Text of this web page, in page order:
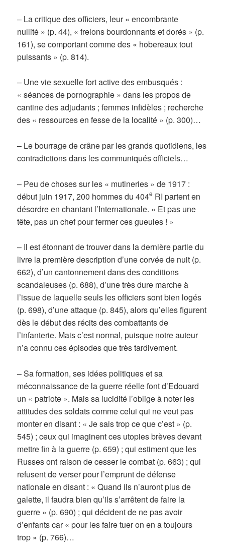
– La critique des officiers, leur « encombrante
nullité » (p. 44), « frelons bourdonnants et dorés » (p.
161), se comportant comme des « hobereaux tout
puissants » (p. 814).
– Une vie sexuelle fort active des embusqués :
« séances de pornographie » dans les propos de
cantine des adjudants ; femmes infidèles ; recherche
des « ressources en fesse de la localité » (p. 300)…
– Le bourrage de crâne par les grands quotidiens, les
contradictions dans les communiqués officiels…
– Peu de choses sur les « mutineries » de 1917 :
début juin 1917, 200 hommes du 404e RI partent en
désordre en chantant l’Internationale. « Et pas une
tête, pas un chef pour fermer ces gueules ! »
– Il est étonnant de trouver dans la dernière partie du
livre la première description d’une corvée de nuit (p.
662), d’un cantonnement dans des conditions
scandaleuses (p. 688), d’une très dure marche à
l’issue de laquelle seuls les officiers sont bien logés
(p. 698), d’une attaque (p. 845), alors qu’elles figurent
dès le début des récits des combattants de
l’infanterie. Mais c’est normal, puisque notre auteur
n’a connu ces épisodes que très tardivement.
– Sa formation, ses idées politiques et sa
méconnaissance de la guerre réelle font d’Edouard
un « patriote ». Mais sa lucidité l’oblige à noter les
attitudes des soldats comme celui qui ne veut pas
monter en disant : « Je sais trop ce que c’est » (p.
545) ; ceux qui imaginent ces utopies brèves devant
mettre fin à la guerre (p. 659) ; qui estiment que les
Russes ont raison de cesser le combat (p. 663) ; qui
refusent de verser pour l’emprunt de défense
nationale en disant : « Quand ils n’auront plus de
galette, il faudra bien qu’ils s’arrêtent de faire la
guerre » (p. 690) ; qui décident de ne pas avoir
d’enfants car « pour les faire tuer on en a toujours
trop » (p. 766)…